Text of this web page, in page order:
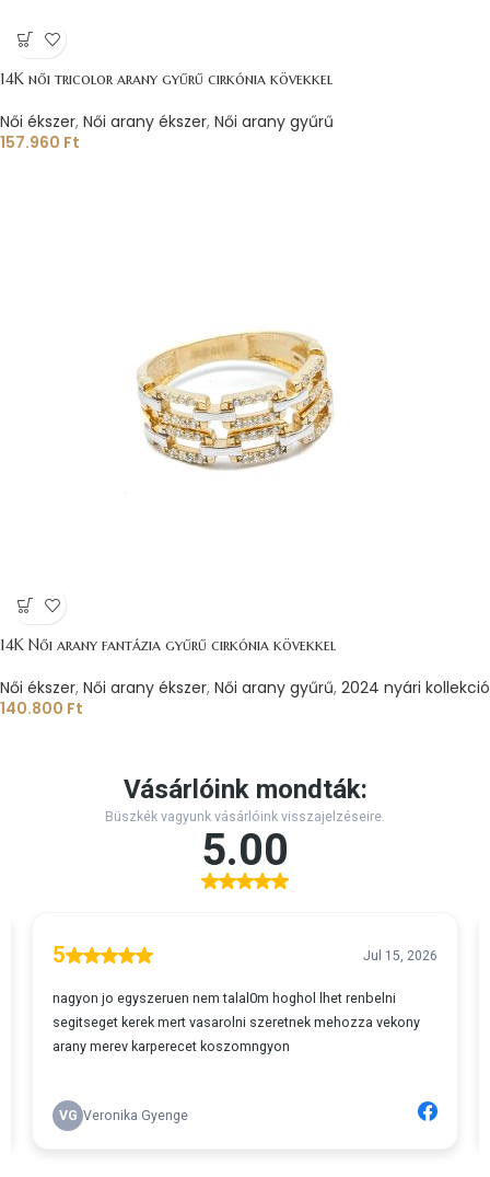
14K női tricolor arany gyűrű cirkónia kövekkel
Női ékszer, Női arany ékszer, Női arany gyűrű
157.960 Ft
14K Női arany fantázia gyűrű cirkónia kövekkel
Női ékszer, Női arany ékszer, Női arany gyűrű, 2024 nyári kollekció
140.800 Ft